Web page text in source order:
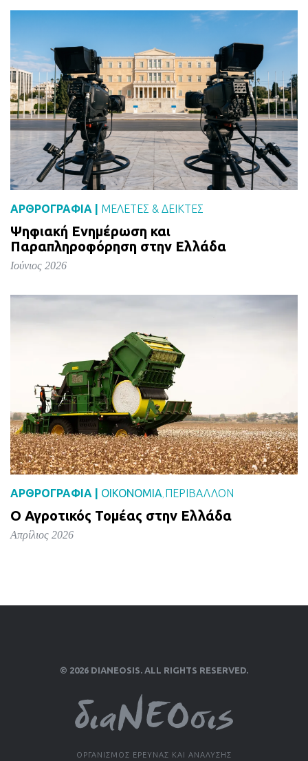
ΑΡΘΡΟΓΡΑΦΙΑ | ΜΕΛΈΤΕΣ & ΔΕΙΚΤΕΣ
Ψηφιακή Ενημέρωση και
Παραπληροφόρηση στην Ελλάδα
Ιούνιος 2026
ΑΡΘΡΟΓΡΑΦΙΑ | ΟΙΚΟΝΟΜΙΑ, ΠΕΡΙΒΑΛΛΟΝ
Ο Αγροτικός Τομέας στην Ελλάδα
Απρίλιος 2026
© 2026 DIANEOSIS. ALL RIGHTS RESERVED.
ΟΡΓΑΝΙΣΜΟΣ ΕΡΕΥΝΑΣ ΚΑΙ ΑΝΑΛΥΣΗΣ